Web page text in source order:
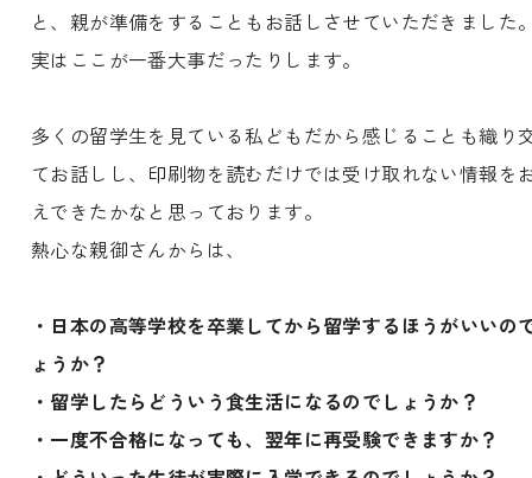
と、親が準備をすることもお話しさせていただきました
実はここが一番大事だったりします。
多くの留学生を見ている私どもだから感じることも織り
てお話しし、印刷物を読むだけでは受け取れない情報を
えできたかなと思っております。
熱心な親御さんからは、
・日本の高等学校を卒業してから留学するほうがいいの
ょうか？
・留学したらどういう食生活になるのでしょうか？
・一度不合格になっても、翌年に再受験できますか？